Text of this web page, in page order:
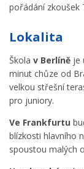
pořádání zkoušek
Lokalita
Škola v Berlíně je
minut chůze od
velkou střešní
pro juniory.
Ve Frankfurtu
blízkosti hlavního
spoustou malých